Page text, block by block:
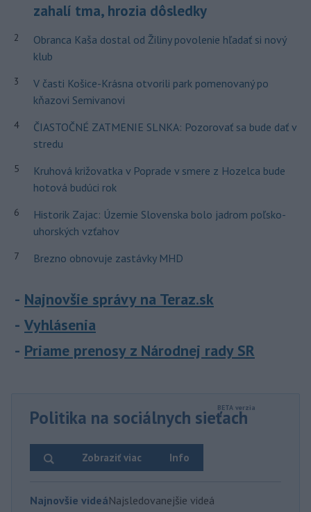
zahalí tma, hrozia dôsledky
2
Obranca Kaša dostal od Žiliny povolenie hľadať si nový
klub
3
V časti Košice-Krásna otvorili park pomenovaný po
kňazovi Semivanovi
4
ČIASTOČNÉ ZATMENIE SLNKA: Pozorovať sa bude dať v
stredu
5
Kruhová križovatka v Poprade v smere z Hozelca bude
hotová budúci rok
6
Historik Zajac: Územie Slovenska bolo jadrom poľsko-
uhorských vzťahov
7 Brezno obnovuje zastávky MHD
Najnovšie správy na Teraz.sk
Vyhlásenia
Priame prenosy z Národnej rady SR
Politika na sociálnych sieťach
Info
Zobraziť viac
Najnovšie videáNajsledovanejšie videá